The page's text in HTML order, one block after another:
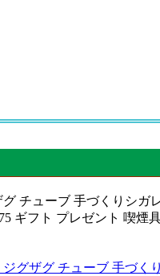
グザグ チューブ 手づく